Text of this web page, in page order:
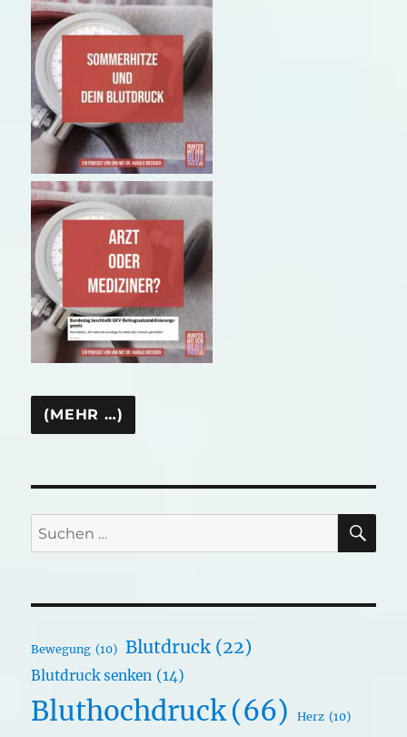
Suchen
nach:
Bewegung (10) Blutdruck (22)
Blutdruck senken (14)
Bluthochdruck(66) Herz (10)